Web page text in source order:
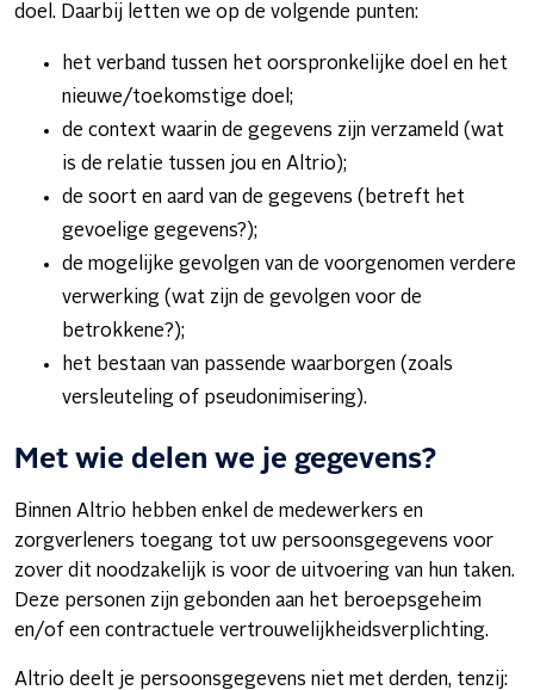
doel. Daarbij letten we op de volgende punten:
het verband tussen het oorspronkelijke doel en het
nieuwe/toekomstige doel;
de context waarin de gegevens zijn verzameld (wat
is de relatie tussen jou en Altrio);
de soort en aard van de gegevens (betreft het
gevoelige gegevens?);
de mogelijke gevolgen van de voorgenomen verdere
verwerking (wat zijn de gevolgen voor de
betrokkene?);
het bestaan van passende waarborgen (zoals
versleuteling of pseudonimisering).
Met wie delen we je gegevens?
Binnen Altrio hebben enkel de medewerkers en
zorgverleners toegang tot uw persoonsgegevens voor
zover dit noodzakelijk is voor de uitvoering van hun taken.
Deze personen zijn gebonden aan het beroepsgeheim
en/of een contractuele vertrouwelijkheidsverplichting.
Altrio deelt je persoonsgegevens niet met derden, tenzij: